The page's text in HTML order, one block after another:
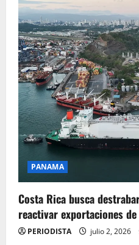
PANAMA
Costa Rica busca
reactivar exportaciones
PERIODISTA julio 2, 2026